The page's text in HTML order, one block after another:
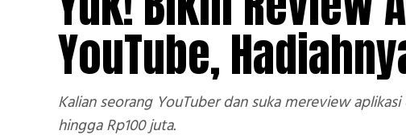
YouTube,
Kalian seorang YouTuber dan suka mereview
hingga Rp100 juta.